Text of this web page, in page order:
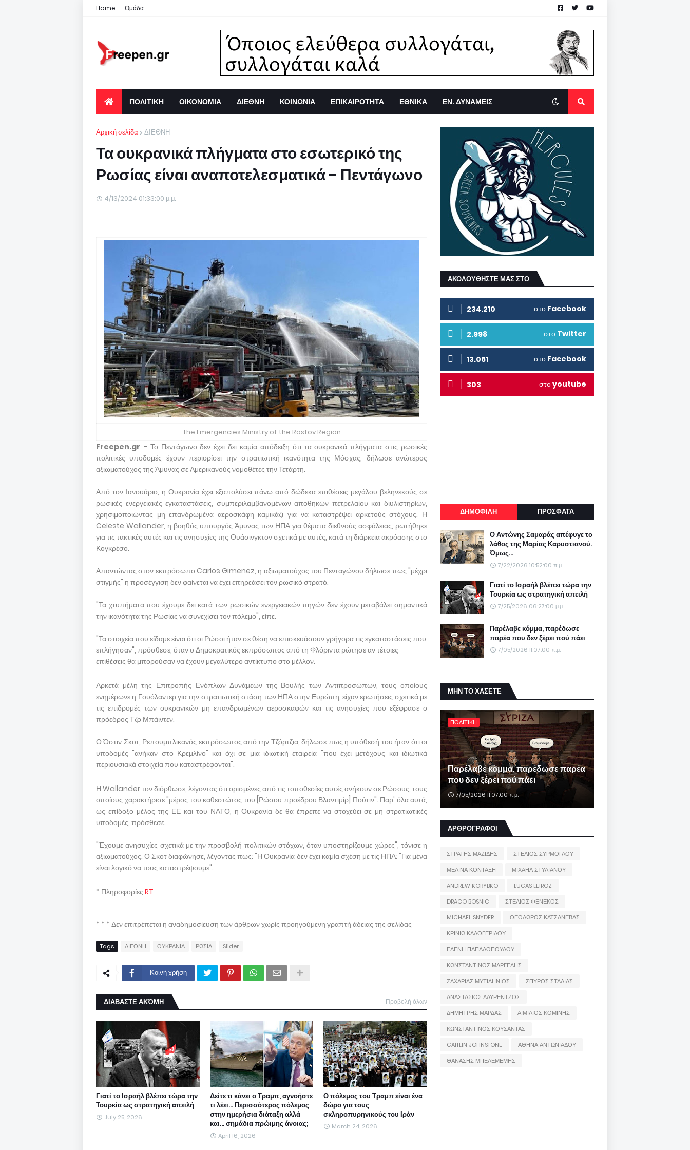
Home Ομάδα
ΠΟΛΙΤΙΚΗ ΟΙΚΟΝΟΜΙΑ ΔΙΕΘΝΗ ΚΟΙΝΩΝΙΑ ΕΠΙΚΑΙΡΟΤΗΤΑ ΕΘΝΙΚΑ ΕΝ. ΔΥΝΑΜΕΙΣ
Αρχική σελίδα ΔΙΕΘΝΗ
Τα ουκρανικά πλήγματα στο εσωτερικό της
Ρωσίας είναι αναποτελεσματικά - Πεντάγωνο
4/13/2024 01:33:00 μ.μ.
The Emergencies Ministry of the Rostov Region
Freepen.gr - Το Πεντάγωνο δεν έχει δει καμία απόδειξη ότι τα ουκρανικά πλήγματα στις ρωσικές
πολιτικές υποδομές έχουν περιορίσει την στρατιωτική ικανότητα της Μόσχας, δήλωσε ανώτερος
αξιωματούχος της Άμυνας σε Αμερικανούς νομοθέτες την Τετάρτη.
Από τον Ιανουάριο, η Ουκρανία έχει εξαπολύσει πάνω από δώδεκα επιθέσεις μεγάλου βεληνεκούς σε
ρωσικές ενεργειακές εγκαταστάσεις, συμπεριλαμβανομένων αποθηκών πετρελαίου και διυλιστηρίων,
χρησιμοποιώντας μη επανδρωμένα αεροσκάφη καμικάζι για να καταστρέψει αρκετούς στόχους. Η
Celeste Wallander, η βοηθός υπουργός Άμυνας των ΗΠΑ για θέματα διεθνούς ασφάλειας, ρωτήθηκε
για τις τακτικές αυτές και τις ανησυχίες της Ουάσινγκτον σχετικά με αυτές, κατά τη διάρκεια ακρόασης στο
Κογκρέσο.
Απαντώντας στον εκπρόσωπο Carlos Gimenez, η αξιωματούχος του Πενταγώνου δήλωσε πως "μέχρι
στιγμής" η προσέγγιση δεν φαίνεται να έχει επηρεάσει τον ρωσικό στρατό.
"Τα χτυπήματα που έχουμε δει κατά των ρωσικών ενεργειακών πηγών δεν έχουν μεταβάλει σημαντικά
την ικανότητα της Ρωσίας να συνεχίσει τον πόλεμο", είπε.
"Τα στοιχεία που είδαμε είναι ότι οι Ρώσοι ήταν σε θέση να επισκευάσουν γρήγορα τις εγκαταστάσεις που
επλήγησαν", πρόσθεσε, όταν ο Δημοκρατικός εκπρόσωπος από τη Φλόριντα ρώτησε αν τέτοιες
επιθέσεις θα μπορούσαν να έχουν μεγαλύτερο αντίκτυπο στο μέλλον.
Αρκετά μέλη της Επιτροπής Ενόπλων Δυνάμεων της Βουλής των Αντιπροσώπων, τους οποίους
ενημέρωνε η Γουόλαντερ για την στρατιωτική στάση των ΗΠΑ στην Ευρώπη, είχαν ερωτήσεις σχετικά με
τις επιδρομές των ουκρανικών μη επανδρωμένων αεροσκαφών και τις ανησυχίες που εξέφρασε ο
πρόεδρος Τζο Μπάιντεν.
Ο Όστιν Σκοτ, Ρεπουμπλικανός εκπρόσωπος από την Τζόρτζια, δήλωσε πως η υπόθεσή του ήταν ότι οι
υποδομές "ανήκαν στο Κρεμλίνο" και όχι σε μια ιδιωτική εταιρεία "που έχει μετόχους και ιδιωτικά
περιουσιακά στοιχεία που καταστρέφονται".
Η Wallander τον διόρθωσε, λέγοντας ότι ορισμένες από τις τοποθεσίες αυτές ανήκουν σε Ρώσους, τους
οποίους χαρακτήρισε "μέρος του καθεστώτος του [Ρώσου προέδρου Βλαντιμίρ] Πούτιν". Παρ' όλα αυτά,
ως επίδοξο μέλος της ΕΕ και του ΝΑΤΟ, η Ουκρανία δε θα έπρεπε να στοχεύει σε μη στρατιωτικές
υποδομές, πρόσθεσε.
"Έχουμε ανησυχίες σχετικά με την προσβολή πολιτικών στόχων, όταν υποστηρίζουμε χώρες", τόνισε η
αξιωματούχος. Ο Σκοτ διαφώνησε, λέγοντας πως: "Η Ουκρανία δεν έχει καμία σχέση με τις ΗΠΑ: "Για μένα
είναι λογικό να τους καταστρέψουμε".
* ΠληροφορίεςRT
* * * Δεν επιτρέπεται η αναδημοσίευση των άρθρων χωρίς προηγούμενη γραπτή άδειας της σελίδας
Tags ΔΙΕΘΝΗ ΟΥΚΡΑΝΙΑ ΡΩΣΙΑ Slider
Κοινή χρήση
ΔΙΑΒΑΣΤΕ ΑΚΌΜΗ Προβολή όλων
Γιατί το Ισραήλ βλέπει τώρα την
Τουρκία ως στρατηγική απειλή
July 25, 2026
Δείτε τι κάνει ο Τραμπ, αγνοήστε
τι λέει... Περισσότερος πόλεμος
στην ημερήσια διάταξη αλλά
και... σημάδια πρώιμης άνοιας;
April 16, 2026
Ο πόλεμος του Τραμπ είναι ένα
δώρο για τους
σκληροπυρηνικούς του Ιράν
March 24, 2026
ΑΚΟΛΟΥΘΗΣΤΕ ΜΑΣ ΣΤΟ
234.210 στο Facebook
2.998 στο Twitter
13.061 στο Facebook
303 στοyoutube
ΔΗΜΟΦΙΛΗ ΠΡΟΣΦΑΤΑ
Ο Αντώνης Σαμαράς απέφυγε το
λάθος της Μαρίας Καρυστιανού.
Όμως...
7/22/2026 10:52:00 π.μ.
Γιατί το Ισραήλ βλέπει τώρα την
Τουρκία ως στρατηγική απειλή
7/25/2026 06:27:00 μ.μ.
Παρέλαβε κόμμα, παρέδωσε
παρέα που δεν ξέρει πού πάει
7/05/2026 11:07:00 π.μ.
ΜΗΝ ΤΟ ΧΑΣΕΤΕ
ΠΟΛΙΤΙΚΗ
Παρέλαβε κόμμα, παρέδωσε παρέα
που δεν ξέρει πού πάει
7/05/2026 11:07:00 π.μ.
ΑΡΘΡΟΓΡΑΦΟΙ
ΣΤΡΑΤΗΣ ΜΑΖΙΔΗΣ
ΣΤΕΛΙΟΣ ΣΥΡΜΟΓΛΟΥ
ΜΕΛΙΝΑ ΚΟΝΤΑΞΗ
ΜΙΧΑΗΛ ΣΤΥΛΙΑΝΟΥ
ANDREW KORYBKO
LUCAS LEIROZ
DRAGO BOSNIC
ΣΤΕΛΙΟΣ ΦΕΝΕΚΟΣ
MICHAEL SNYDER
ΘΕΟΔΩΡΟΣ ΚΑΤΣΑΝΕΒΑΣ
ΚΡΙΝΙΩ ΚΑΛΟΓΕΡΙΔΟΥ
ΕΛΕΝΗ ΠΑΠΑΔΟΠΟΥΛΟΥ
ΚΩΝΣΤΑΝΤΙΝΟΣ ΜΑΡΓΕΛΗΣ
ΖΑΧΑΡΙΑΣ ΜΥΤΙΛΗΝΙΟΣ
ΣΠΥΡΟΣ ΣΤΑΛΙΑΣ
ΑΝΑΣΤΑΣΙΟΣ ΛΑΥΡΕΝΤΖΟΣ
ΔΗΜΗΤΡΗΣ ΜΑΡΔΑΣ
ΑΙΜΙΛΙΟΣ ΚΟΜΙΝΗΣ
ΚΩΝΣΤΑΝΤΙΝΟΣ ΚΟΥΣΑΝΤΑΣ
CAITLIN JOHNSTONE
ΑΘΗΝΑ ΑΝΤΩΝΙΑΔΟΥ
ΘΑΝΑΣΗΣ ΜΠΕΛΕΜΕΜΗΣ